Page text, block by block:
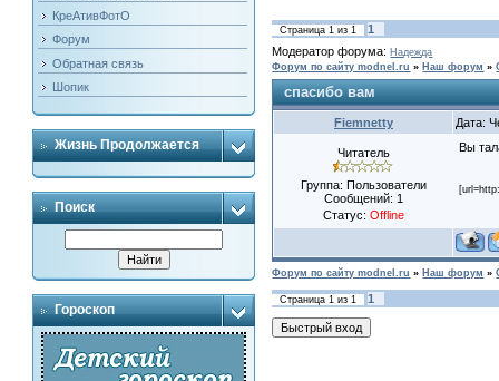
КреАтивФотО
Форум
Обратная связь
Шопик
Жизнь Продолжается
Поиск
Гороскоп
Страница1 из1
1
Модератор форума:Надежда
Форум по сайту modnel.ru » Наш форум »
спасибо вам
Fiemnetty Дата:
Читатель
Группа: Пользователи
Сообщений: 1
Статус: Offline
Вы
Форум по сайту modnel.ru » Наш форум »
Страница1 из1 1